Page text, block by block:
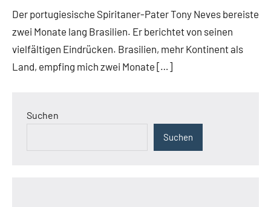
Der portugiesische Spiritaner-Pater Tony Neves bereiste
zwei Monate lang Brasilien. Er berichtet von seinen
vielfältigen Eindrücken. Brasilien, mehr Kontinent als
Land, empfing mich zwei Monate […]
Suchen
Suchen